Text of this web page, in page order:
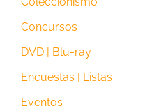
Concursos
DVD | Blu-ray
Encuestas | Listas
Eventos